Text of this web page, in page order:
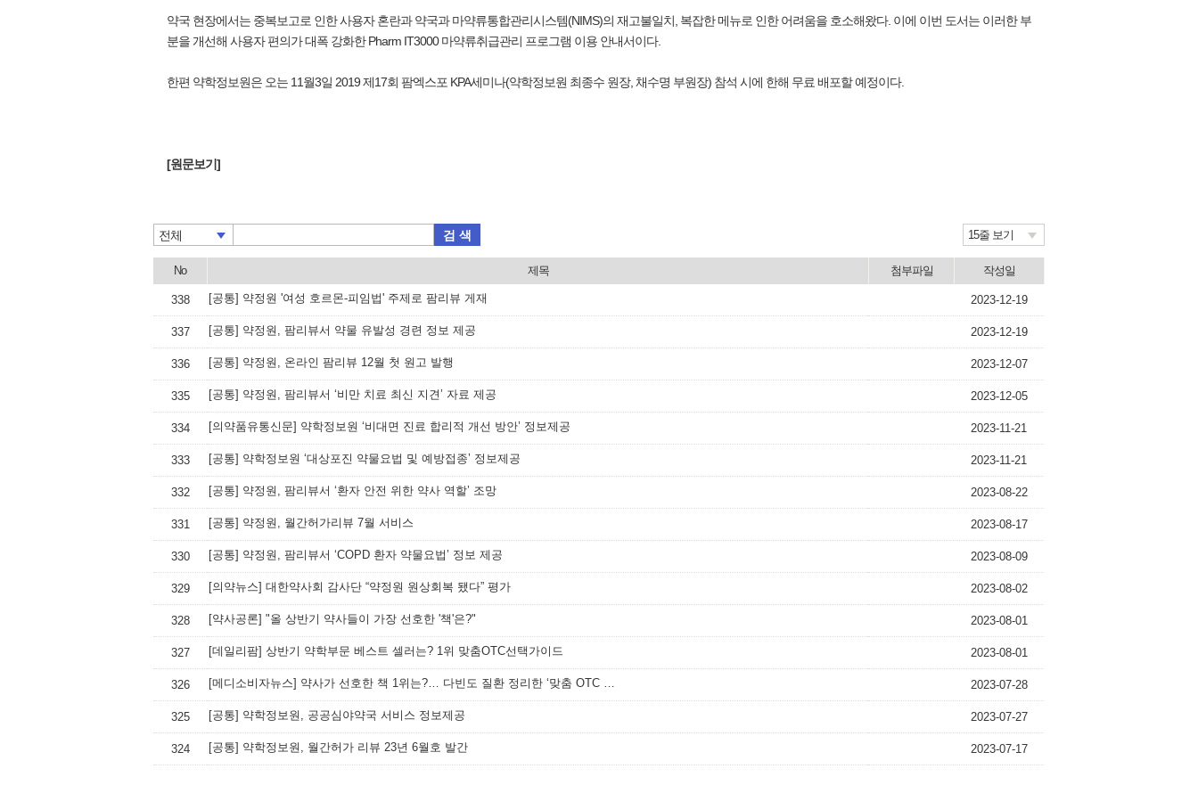
약국 현장에서는 중복보고로 인한 사용자 혼란과 약국과 마약류통합관리시스템(NIMS)의 재고불일치, 복잡한 메뉴로 인한 어려움을 호소해왔다. 이에 이번 도서는 이러한 부
분을 개선해 사용자 편의가 대폭 강화한 Pharm IT3000 마약류취급관리 프로그램 이용 안내서이다.
한편 약학정보원은 오는 11월3일 2019 제17회 팜엑스포 KPA세미나(약학정보원 최종수 원장, 채수명 부원장) 참석 시에 한해 무료 배포할 예정이다.
[원문보기]
전체 검 색 15줄 보기
No 제목 첨부파일 작성일
338 [공통] 약정원 '여성 호르몬-피임법' 주제로 팜리뷰 게재 2023-12-19
337 [공통] 약정원, 팜리뷰서 약물 유발성 경련 정보 제공 2023-12-19
336 [공통] 약정원, 온라인 팜리뷰 12월 첫 원고 발행 2023-12-07
335 [공통] 약정원, 팜리뷰서 ‘비만 치료 최신 지견’ 자료 제공 2023-12-05
334 [의약품유통신문] 약학정보원 ‘비대면 진료 합리적 개선 방안’ 정보제공 2023-11-21
333 [공통] 약학정보원 ‘대상포진 약물요법 및 예방접종’ 정보제공 2023-11-21
332 [공통] 약정원, 팜리뷰서 ‘환자 안전 위한 약사 역할’ 조망 2023-08-22
331 [공통] 약정원, 월간허가리뷰 7월 서비스 2023-08-17
330 [공통] 약정원, 팜리뷰서 ‘COPD 환자 약물요법’ 정보 제공 2023-08-09
329 [의약뉴스] 대한약사회 감사단 “약정원 원상회복 됐다” 평가 2023-08-02
328 [약사공론] "올 상반기 약사들이 가장 선호한 '책'은?" 2023-08-01
327 [데일리팜] 상반기 약학부문 베스트 셀러는? 1위 맞춤OTC선택가이드 2023-08-01
326 [메디소비자뉴스] 약사가 선호한 책 1위는?… 다빈도 질환 정리한 ‘맞춤 OTC 선택 가이’ 2023-07-28
325 [공통] 약학정보원, 공공심야약국 서비스 정보제공 2023-07-27
324 [공통] 약학정보원, 월간허가 리뷰 23년 6월호 발간 2023-07-17